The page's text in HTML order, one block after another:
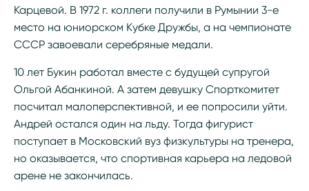
Карцевой. В 1972 г. коллеги получили в Румынии 3-е
место на юниорском Кубке Дружбы, а на чемпионате
СССР завоевали серебряные медали.
10 лет Букин работал вместе с будущей супругой
Ольгой Абанкиной. А затем девушку Спорткомитет
посчитал малоперспективной, и ее попросили уйти.
Андрей остался один на льду. Тогда фигурист
поступает в Московский вуз физкультуры на тренера,
но оказывается, что спортивная карьера на ледовой
арене не закончилась.